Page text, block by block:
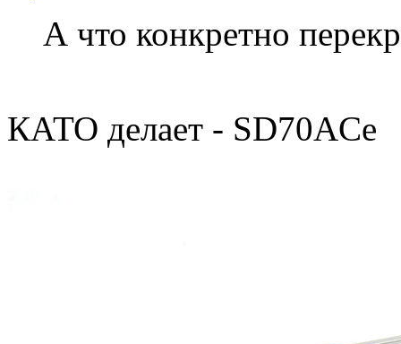
А что конкретно
КАТО делает - SD70ACe